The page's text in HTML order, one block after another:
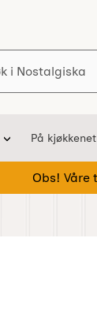
På kjøkkenet
Obs! Våre